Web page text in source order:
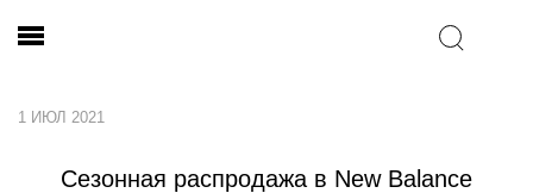
1 ИЮЛ 2021
Сезонная распродажа в New Balance